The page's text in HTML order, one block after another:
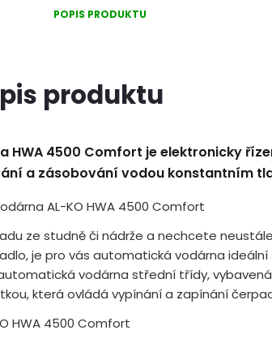
POPIS PRODUKTU
produktu
HWA 4500 Comfort je elektronicky
a zásobování vodou konstantním
AL-KO HWA 4500 Comfort
ze studně či nádrže a nechcete
je pro vás automatická vodárna ideální
vodárna střední třídy, vybavená
která ovládá vypínání a zapínání
HWA 4500 Comfort